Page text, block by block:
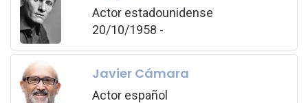
Actor estadounidense
20/10/1958 -
Javier Cámara
Actor español